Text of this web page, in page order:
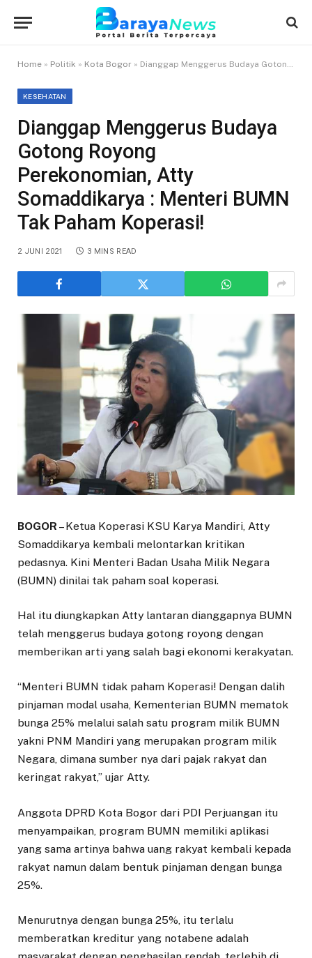
Home » Politik » Kota Bogor » Dianggap Menggerus Budaya Gotong Royong Perekonomian, Atty Somaddikarya : Menteri BUMN Tak Paham Koperasi!
KESEHATAN
Dianggap Menggerus Budaya
Gotong Royong
Perekonomian, Atty
Somaddikarya : Menteri BUMN
Tak Paham Koperasi!
2 JUNI 2021 3 MINS READ
BOGOR – Ketua Koperasi KSU Karya Mandiri, Atty
Somaddikarya kembali melontarkan kritikan
pedasnya. Kini Menteri Badan Usaha Milik Negara
(BUMN) dinilai tak paham soal koperasi.
Hal itu diungkapkan Atty lantaran dianggapnya BUMN
telah menggerus budaya gotong royong dengan
memberikan arti yang salah bagi ekonomi kerakyatan.
“Menteri BUMN tidak paham Koperasi! Dengan dalih
pinjaman modal usaha, Kementerian BUMN mematok
bunga 25% melalui salah satu program milik BUMN
yakni PNM Mandiri yang merupakan program milik
Negara, dimana sumber nya dari pajak rakyat dan
keringat rakyat,” ujar Atty.
Anggota DPRD Kota Bogor dari PDI Perjuangan itu
menyampaikan, program BUMN memiliki aplikasi
yang sama artinya bahwa uang rakyat kembali kepada
rakyat namun dalam bentuk pinjaman dengan bunga
25%.
Menurutnya dengan bunga 25%, itu terlalu
memberatkan kreditur yang notabene adalah